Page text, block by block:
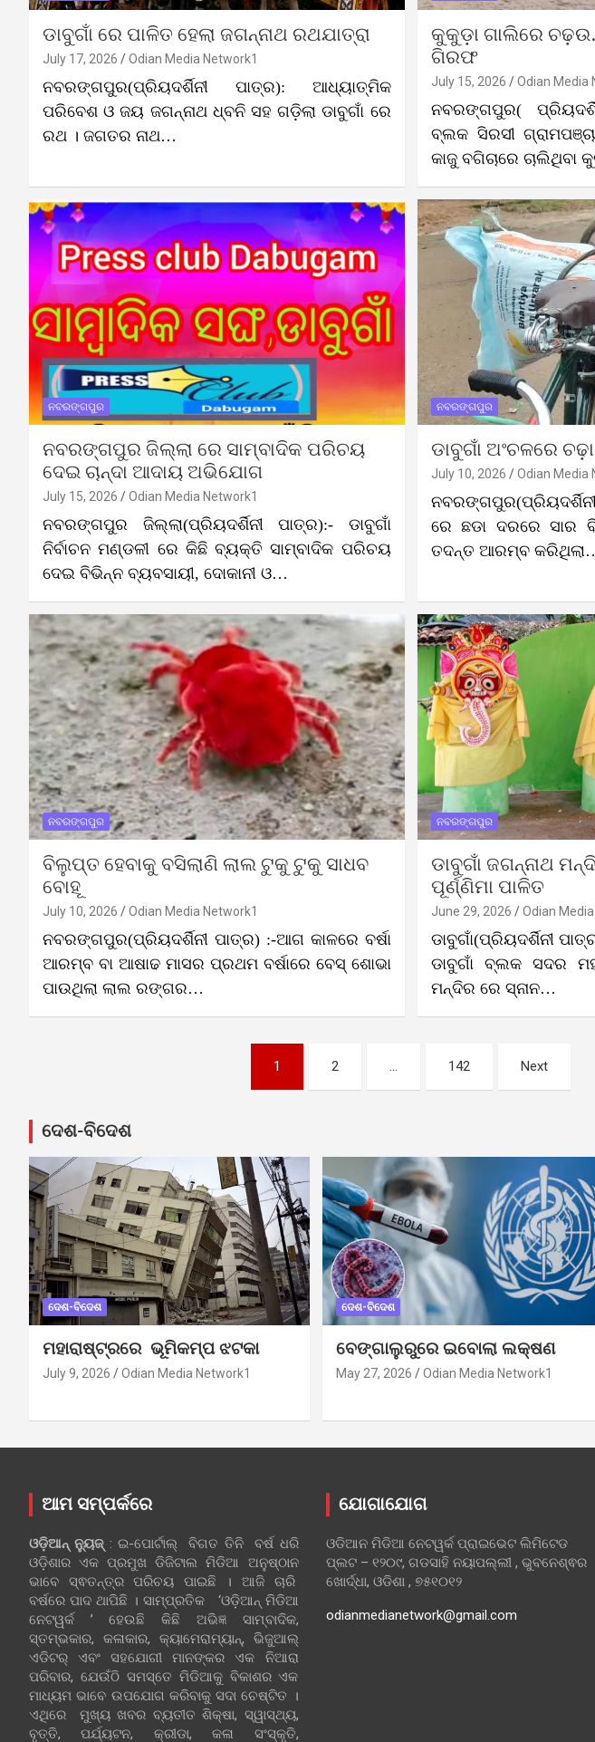
ଡାବୁଗାଁ ରେ ପାଳିତ ହେଲା ଜଗନ୍ନାଥ ରଥଯାତ୍ରା
July 17, 2026 Odian Media Network1
ନବରଙ୍ଗପୁର(ପ୍ରିୟଦର୍ଶିନୀ ପାତ୍ର): ଆଧ୍ୟାତ୍ମିକ
ପରିବେଶ ଓ ଜୟ ଜଗନ୍ନାଥ ଧ୍ବନି ସହ ଗଡ଼ିଲା ଡାବୁଗାଁ ରେ
ରଥ । ଜଗତର ନାଥ…
କୁକୁଡ଼ା ଗାଲିରେ
ଗିରଫ
July 15, 2026 Odian Media
ନବରଙ୍ଗପୁର(
ବ୍ଲକ ସିରସୀ
କାଜୁ ବଗିଚାରେ
ନବରଙ୍ଗପୁର
ନବରଙ୍ଗପୁର ଜିଲ୍ଲା ରେ ସାମ୍ବାଦିକ ପରିଚୟ
ଦେଇ ଚାନ୍ଦା ଆଦାୟ ଅଭିଯୋଗ
July 15, 2026 Odian Media Network1
ନବରଙ୍ଗପୁର ଜିଲ୍ଲା(ପ୍ରିୟଦର୍ଶିନୀ ପାତ୍ର):- ଡାବୁଗାଁ
ନିର୍ବାଚନ ମଣ୍ଡଳୀ ରେ କିଛି ବ୍ୟକ୍ତି ସାମ୍ବାଦିକ ପରିଚୟ
ଦେଇ ବିଭିନ୍ନ ବ୍ୟବସାୟୀ, ଦୋକାନୀ ଓ…
ନବରଙ୍ଗପୁର
ଡାବୁଗାଁ ଅଂଚଳରେ
July 10, 2026 Odian Media
ରେ ଛଡା ଦରରେ ସାର
ତଦନ୍ତ ଆରମ୍ବ
ନବରଙ୍ଗପୁର
ବିଲୁପ୍ତ ହେବାକୁ ବସିଲାଣି ଲାଲ ଟୁକୁ ଟୁକୁ ସାଧବ
ବୋହୂ
July 10, 2026 Odian Media Network1
ନବରଙ୍ଗପୁର(ପ୍ରିୟଦର୍ଶିନୀ ପାତ୍ର) :-ଆଗ କାଳରେ ବର୍ଷା
ଆରମ୍ବ ବା ଆଷାଢ ମାସର ପ୍ରଥମ ବର୍ଷାରେ ବେସ୍ ଶୋଭା
ପାଉଥିଲା ଲାଲ ରଙ୍ଗର…
ନବରଙ୍ଗପୁର
ଡାବୁଗାଁ ଜଗନ୍ନାଥ
ପୂର୍ଣ୍ଣିମା ପାଳିତ
June 29, 2026 Odian
ଡାବୁଗାଁ(ପ୍ରିୟଦର୍ଶିନୀ
ଡାବୁଗାଁ ବ୍ଲକ ସଦର
ମନ୍ଦିର ରେ ସ୍ନାନ…
1 2 … 142 Next
ଦେଶ-ବିଦେଶ
ଦେଶ-ବିଦେଶ
ମହାରାଷ୍ଟ୍ରରେ ଭୂମିକମ୍ପ ଝଟକା
July 9, 2026 Odian Media Network1
ଦେଶ-ବିଦେଶ
ବେଙ୍ଗାଲୁରୁରେ ଇବୋଲା ଲକ୍ଷଣ
May 27, 2026 Odian Media Network1
ଆମ ସମ୍ପର୍କରେ
ଓଡ଼ିଆନ୍‍ ନ୍ୟୁଜ୍‍: ଇ-ପୋର୍ଟାଲ୍ ବିଗତ ତିନି ବର୍ଷ ଧରି
ଓଡ଼ିଶାର ଏକ ପ୍ରମୁଖ ଡିଜିଟାଲ ମିଡିଆ ଅନୁଷ୍ଠାନ
ଭାବେ ସ୍ଵତନ୍ତ୍ର ପରିଚୟ ପାଇଛି । ଆଜି ଚାରି
ବର୍ଷରେ ପାଦ ଥାପିଛି । ସାମ୍ପ୍ରତିକ ‘ଓଡ଼ିଆନ୍‍ ମିଡିଆ
ନେଟୱର୍କ ’ ହେଉଛି କିଛି ଅଭିଜ୍ଞ ସାମ୍ବାଦିକ,
ସ୍ତମ୍ଭକାର, କଳାକାର, କ୍ୟାମେରାମ୍ୟାନ୍, ଭିଜୁଆଲ୍
ଏଡିଟର୍ ଏବଂ ସହଯୋଗୀ ମାନଙ୍କର ଏକ ନିଆରା
ପରିବାର, ଯେଉଁଠି ସମସ୍ତେ ମିଡିଆକୁ ବିକାଶର ଏକ
ମାଧ୍ୟମ ଭାବେ ଉପଯୋଗ କରିବାକୁ ସଦା ଚେଷ୍ଟିତ ।
ଏଥିରେ ମୁଖ୍ୟ ଖବର ବ୍ୟତୀତ ଶିକ୍ଷା, ସ୍ୱାସ୍ଥ୍ୟ,
ବୃତ୍ତି, ପର୍ଯ୍ୟଟନ, କ୍ରୀଡା, କଳା ସଂସ୍କୃତି,
ଯୋଗାଯୋଗ
ଓଡିଆନ ମିଡିଆ ନେଟୱର୍କ ପ୍ରାଇଭେଟ ଲିମିଟେଡ
ପ୍ଲଟ – ୧୨୦୯, ଗଡସାହି ନୟାପଲ୍ଲୀ , ଭୁବନେଶ୍ଵର
ଖୋର୍ଦ୍ଧା, ଓଡିଶା , ୭୫୧୦୧୨
odianmedianetwork@gmail.com